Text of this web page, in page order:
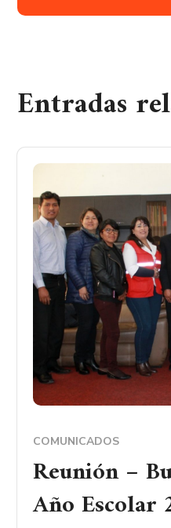
Entradas
COMUNICADOS
Reunión –
Año Escolar